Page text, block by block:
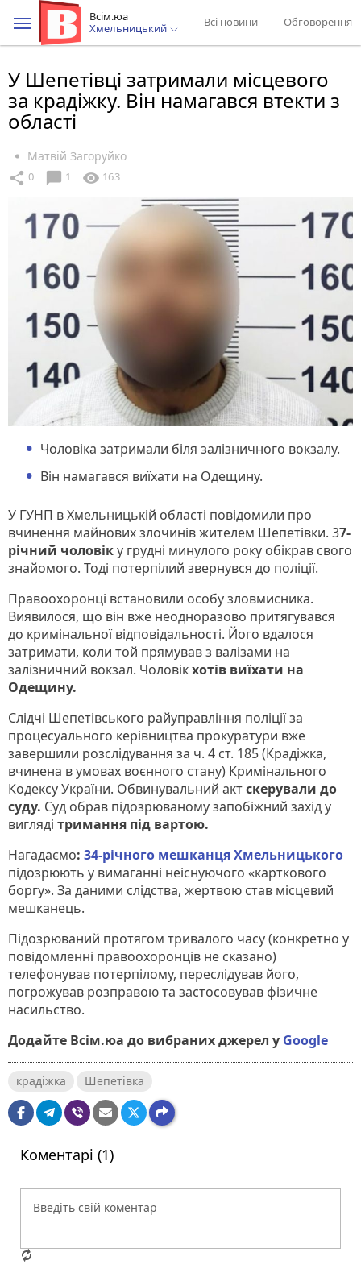
Всім.юа
Хмельницький
Всі новини Обговорення
У Шепетівці затримали місцевого
за крадіжку. Він намагався втекти з
області
Матвій Загоруйко
share 0 chat_bubble 1 visibility 163
Чоловіка затримали біля залізничного вокзалу.
Він намагався виїхати на Одещину.
У ГУНП в Хмельницькій області повідомили про
вчинення майнових злочинів жителем Шепетівки. 37-
річний чоловіку грудні минулого року обікрав свого
знайомого. Тоді потерпілий звернувся до поліції.
Правоохоронці встановили особу зловмисника.
Виявилося, що він вже неодноразово притягувався
до кримінальної відповідальності. Його вдалося
затримати, коли той прямував з валізами на
залізничний вокзал. Чоловікхотів виїхати на
Одещину.
Слідчі Шепетівського райуправління поліції за
процесуального керівництва прокуратури вже
завершили розслідування за ч. 4 ст. 185 (Крадіжка,
вчинена в умовах воєнного стану) Кримінального
Кодексу України. Обвинувальний актскерували до
суду. Суд обрав підозрюваному запобіжний захід у
вигляді тримання під вартою.
Нагадаємо: 34-річного мешканця Хмельницького
підозрюють у вимаганні неіснуючого «карткового
боргу». За даними слідства, жертвою став місцевий
мешканець.
Підозрюваний протягом тривалого часу (конкретно у
повідомленні правоохоронців не сказано)
телефонував потерпілому, переслідував його,
погрожував розправою та застосовував фізичне
насильство.
Додайте Всім.юа до вибраних джерел у Google
крадіжка Шепетівка
Коментарі (1)